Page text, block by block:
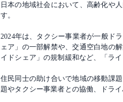
日本の地域社会において、高齢化や
す。
2024年は、タクシー事業者が一般ド
ェア」の一部解禁や、交通空白地の
イドシェア」の規制緩和など、「ラ
住民同士の助け合いで地域の移動課
題やタクシー事業者との協働、ドラ